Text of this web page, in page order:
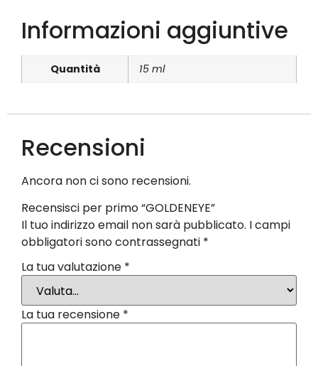
Informazioni aggiuntive
Quantità 15 ml
Recensioni
Ancora non ci sono recensioni.
Recensisci per primo “GOLDENEYE”
Il tuo indirizzo email non sarà pubblicato. I campi
obbligatori sono contrassegnati *
La tua valutazione *
La tua recensione *